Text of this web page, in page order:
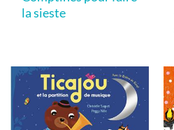
la sieste